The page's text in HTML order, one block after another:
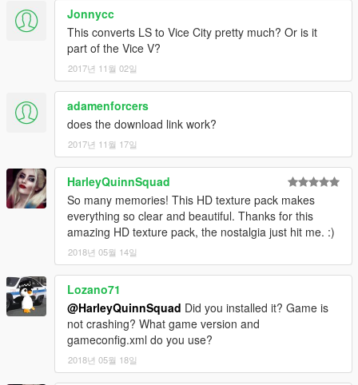
Jonnycc
This converts LS to Vice City pretty much? Or is it
part of the Vice V?
2017년 11월 02일
adamenforcers
does the download link work?
2017년 11월 17일
HarleyQuinnSquad
So many memories! This HD texture pack makes
everything so clear and beautiful. Thanks for this
amazing HD texture pack, the nostalgia just hit me. :)
2018년 05월 14일
Lozano71
@HarleyQuinnSquad Did you installed it? Game is
not crashing? What game version and
gameconfig.xml do you use?
2018년 05월 18일